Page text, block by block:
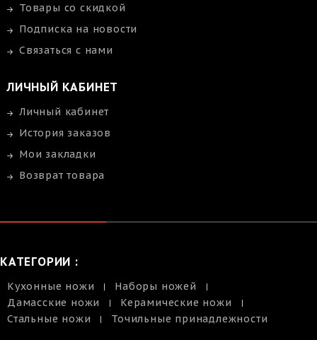
Товары со скидкой
Подписка на новости
Связаться с нами
ЛИЧНЫЙ КАБИНЕТ
Личный кабинет
История заказов
Мои закладки
Возврат товара
КАТЕГОРИИ :
Кухонные ножи
Наборы ножей
Дамасские ножи
Керамические ножи
Стальные ножи
Точильные принадлежности